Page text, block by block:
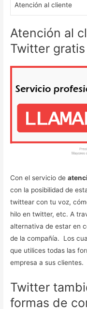
Atención al cliente
Atención al
Twitter gratis
Con el servicio de
con la posibilidad de
twittear con tu voz,
hilo en twitter, etc. A
alternativa de estar en
de la compañía. Los
que utilices todas las
empresa a sus clientes.
Twitter
formas de